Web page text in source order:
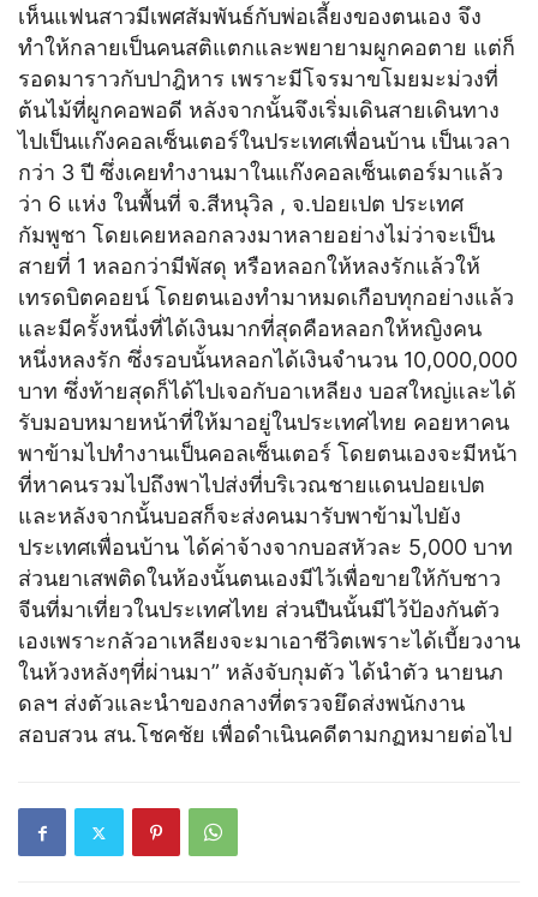
เห็นแฟนสาวมีเพศสัมพันธ์กับพ่อเลี้ยงของตนเอง จึง
ทำให้กลายเป็นคนสติแตกและพยายามผูกคอตาย แต่ก็
รอดมาราวกับปาฎิหาร เพราะมีโจรมาขโมยมะม่วงที่
ต้นไม้ที่ผูกคอพอดี หลังจากนั้นจึงเริ่มเดินสายเดินทาง
ไปเป็นแก๊งคอลเซ็นเตอร์ในประเทศเพื่อนบ้าน เป็นเวลา
กว่า 3 ปี ซึ่งเคยทำงานมาในแก๊งคอลเซ็นเตอร์มาแล้ว
ว่า 6 แห่ง ในพื้นที่ จ.สีหนุวิล , จ.ปอยเปต ประเทศ
กัมพูชา โดยเคยหลอกลวงมาหลายอย่างไม่ว่าจะเป็น
สายที่ 1 หลอกว่ามีพัสดุ หรือหลอกให้หลงรักแล้วให้
เทรดบิตคอยน์ โดยตนเองทำมาหมดเกือบทุกอย่างแล้ว
และมีครั้งหนึ่งที่ได้เงินมากที่สุดคือหลอกให้หญิงคน
หนึ่งหลงรัก ซึ่งรอบนั้นหลอกได้เงินจำนวน 10,000,000
บาท ซึ่งท้ายสุดก็ได้ไปเจอกับอาเหลียง บอสใหญ่และได้
รับมอบหมายหน้าที่ให้มาอยู่ในประเทศไทย คอยหาคน
พาข้ามไปทำงานเป็นคอลเซ็นเตอร์ โดยตนเองจะมีหน้า
ที่หาคนรวมไปถึงพาไปส่งที่บริเวณชายแดนปอยเปต
และหลังจากนั้นบอสก็จะส่งคนมารับพาข้ามไปยัง
ประเทศเพื่อนบ้าน ได้ค่าจ้างจากบอสหัวละ 5,000 บาท
ส่วนยาเสพติดในห้องนั้นตนเองมีไว้เพื่อขายให้กับชาว
จีนที่มาเที่ยวในประเทศไทย ส่วนปืนนั้นมีไว้ป้องกันตัว
เองเพราะกลัวอาเหลียงจะมาเอาชีวิตเพราะได้เบี้ยวงาน
ในห้วงหลังๆที่ผ่านมา” หลังจับกุมตัว ได้นำตัว นายนภ
ดลฯ ส่งตัวและนำของกลางที่ตรวจยึดส่งพนักงาน
สอบสวน สน.โชคชัย เพื่อดำเนินคดีตามกฏหมายต่อไป